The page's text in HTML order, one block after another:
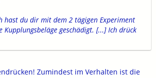
hast du dir mit dem 2 tägigen Experiment
geschädigt. [...] Ich drück
Zumindest im Verhalten ist die